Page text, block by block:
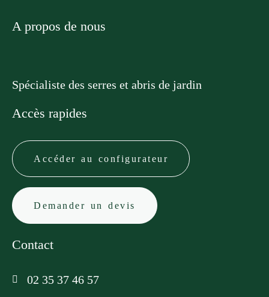
A propos de nous
Spécialiste des serres et abris de jardin
Accès rapides
Accéder au configurateur
Demander un devis
Contact
02 35 37 46 57